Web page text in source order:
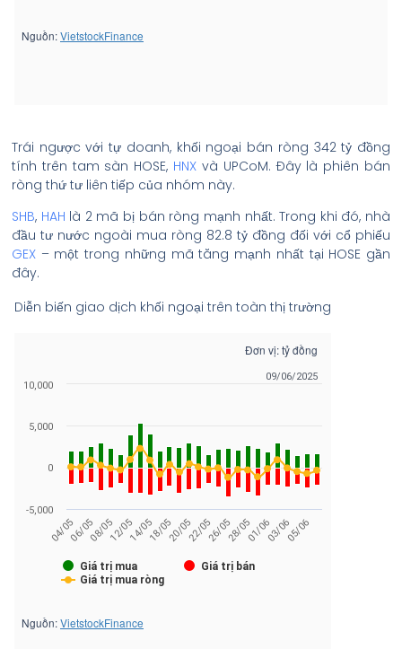
Trái ngược với tự doanh, khối ngoại bán ròng 342 tỷ đồng
tính trên tam sàn HOSE, HNX và UPCoM. Đây là phiên bán
ròng thứ tư liên tiếp của nhóm này.
SHB, HAH là 2 mã bị bán ròng mạnh nhất. Trong khi đó, nhà
đầu tư nước ngoài mua ròng 82.8 tỷ đồng đối với cổ phiếu
GEX – một trong những mã tăng mạnh nhất tại HOSE gần
đây.
Diễn biến giao dịch khối ngoại trên toàn thị trường